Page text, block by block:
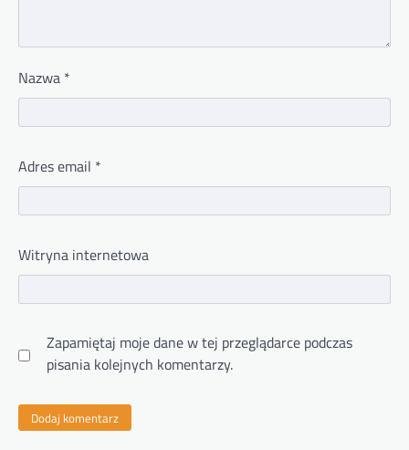
Nazwa *
Adres email *
Witryna internetowa
Zapamiętaj moje dane w tej przeglądarce podczas
pisania kolejnych komentarzy.